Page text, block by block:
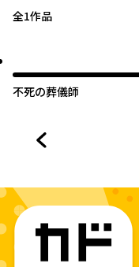
全1作品
不死の葬儀師